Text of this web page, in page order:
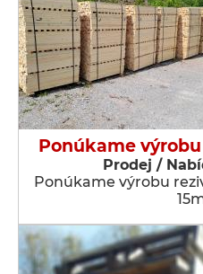
Ponúkame
Prodej /
Ponúkame výrobu